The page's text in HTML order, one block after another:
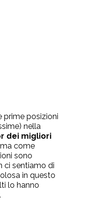
prime posizioni
nella
dei migliori
come
sono
ci sentiamo di
in questo
lo hanno